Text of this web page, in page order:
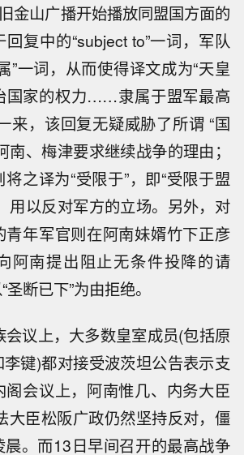
金山广播开始播放同盟国方面的
复中的“subject to”一词，军队
”一词，从而使得译文成为“天皇
国家的权力……隶属于盟军最高
来，该回复无疑威胁了所谓 “国
南、梅津要求继续战争的理由；
之译为“受限于”，即“受限于盟
用以反对军方的立场。另外，对
年军官则在阿南妹婿竹下正彦
阿南提出阻止无条件投降的请
断已下”为由拒绝。
会议上，大多数皇室成员(包括原
键)都对接受波茨坦公告表示支
会议上，阿南惟几、内务大臣
大臣松阪广政仍然坚持反对，僵
。而13日早间召开的最高战争